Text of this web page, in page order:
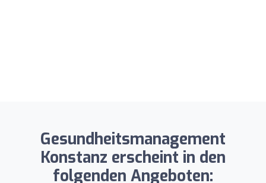
Gesundheitsmanagement
Konstanz erscheint in den
folgenden Angeboten: